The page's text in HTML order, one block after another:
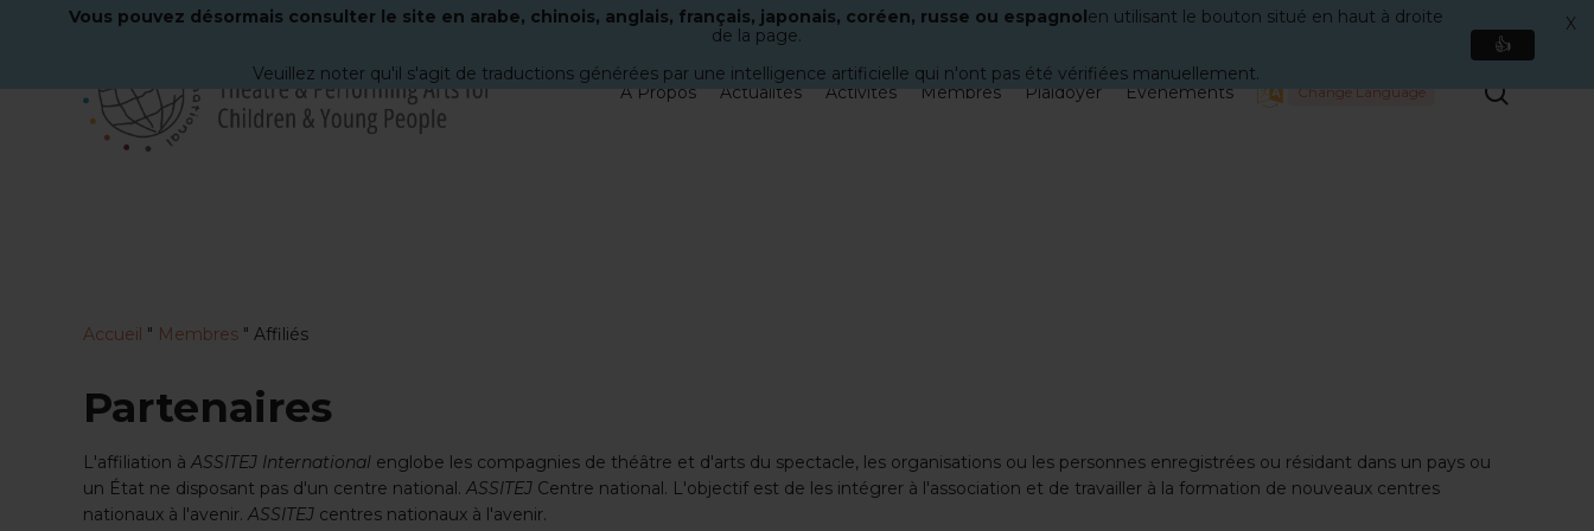
directement
À Propos Actualités Activités Membres Plaidoyer Événements Change Language
Accueil " Membres " Affiliés
Partenaires
L'affiliation àASSITEJ International englobe les compagnies de théâtre et d'arts du spectacle, les organisations ou les personnes enregistrées ou résidant dans un pays ou
un État ne disposant pas d'un centre national.ASSITEJ Centre national. L'objectif est de les intégrer à l'association et de travailler à la formation de nouveaux centres
nationaux à l'avenir.ASSITEJ centres nationaux à l'avenir.
Vous pouvez désormais consulter le site en arabe, chinois, anglais, français, japonais, coréen, russe ou espagnolen utilisant le bouton situé en haut à droite
de la page.
Veuillez noter qu'il s'agit de traductions générées par une intelligence artificielle qui n'ont pas été vérifiées manuellement.
👍
X